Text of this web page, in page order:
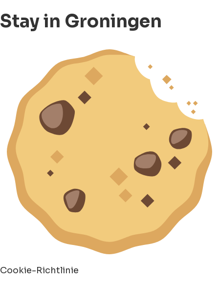
Stay in Groningen
Cookie-Richtlinie